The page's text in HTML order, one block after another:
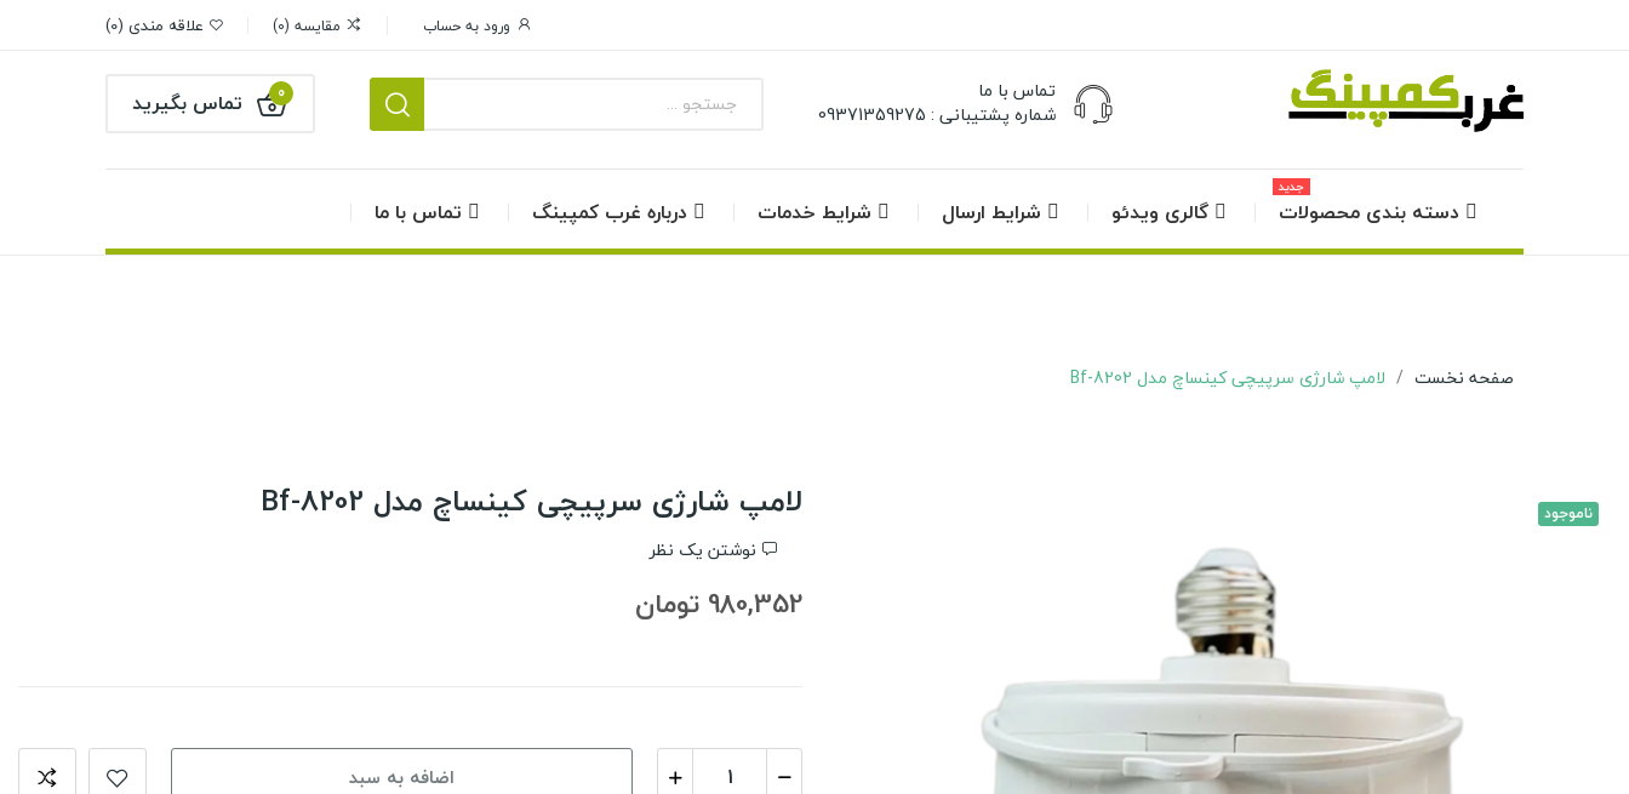
ورود به حساب مقایسه 0 علاقه مندی 0
تماس با ما
شماره پشتیبانی : 09371359275
تماس بگیرید 0
دسته بندی محصولات
جدید
گالری ویدئو شرایط ارسال شرایط خدمات درباره غرب کمپینگ تماس با ما
صفحه نخست لامپ شارژی سرپیچی کینساچ مدل Bf-8202
ناموجود لامپ شارژی سرپیچی کینساچ مدل Bf-8202
نوشتن یک نظر
980,352 تومان
اضافه به سبد